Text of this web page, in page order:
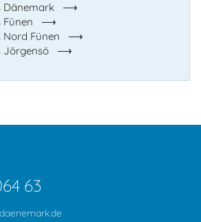
Dänemark
Fünen
Nord Fünen
Jörgensö
63